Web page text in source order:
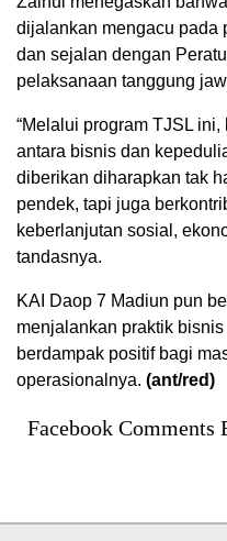
dijalankan mengacu pada
dan sejalan dengan
pelaksanaan tanggung
“Melalui program TJSL
antara bisnis dan
diberikan diharapkan tak
pendek, tapi juga
keberlanjutan sosial,
tandasnya.
KAI Daop 7 Madiun pun
menjalankan praktik
berdampak positif bagi
operasionalnya. (ant/red)
Facebook Comments